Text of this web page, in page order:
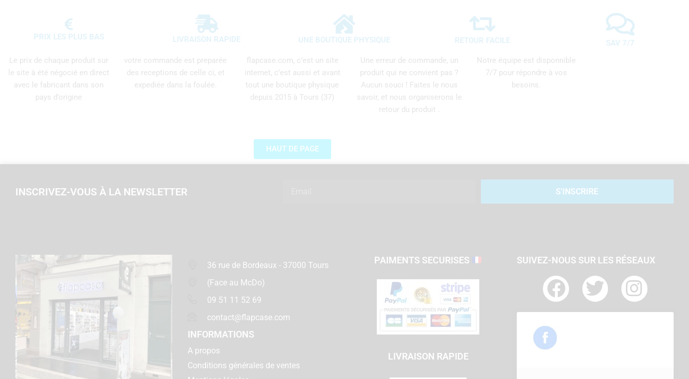
PRIX LES PLUS BAS LIVRAISON RAPIDE UNE BOUTIQUE PHYSIQUE RETOUR FACILE
SAV 7/7
Le prix de chaque produit sur
le site à été négocié en direct
avec le fabricant dans son
pays d’origine
votre commande est preparée
des receptions de celle ci, et
expediée dans la foulée.
flapcase.com, c’est un site
internet, c’est aussi et avant
tout une boutique physique
depuis 2015 à Tours (37)
Une erreur de commande, un
produit qui ne convient pas ?
Aucun souci ! Faites le nous
savoir, et nous organiserons le
retour du produit .
Notre équipe est disponnible
7/7 pour répondre à vos
besoins.
HAUT DE PAGE
INSCRIVEZ-VOUS À LA NEWSLETTER S'INSCRIRE
36 rue de Bordeaux - 37000 Tours
(Face au McDo)
09 51 11 52 69
contact@flapcase.com
INFORMATIONS
A propos
Conditions générales de ventes
PAIMENTS SECURISES
LIVRAISON RAPIDE
SUIVEZ-NOUS SUR LES RÉSEAUX
F
a
e
T
w
I
n